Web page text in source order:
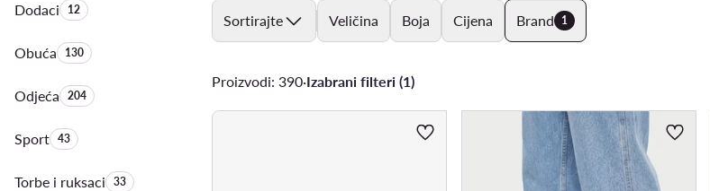
DodaciKoličina proizvoda:
12
ObućaKoličina proizvoda:
130
OdjećaKoličina proizvoda:
204
SportKoličina proizvoda:
43
Torbe i ruksaciKoličina proizvoda:
33
Sortirajte Veličina Boja Cijena Brand 1
Proizvodi: 390·Izabrani filteri (1)